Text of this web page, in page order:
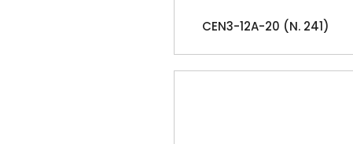
CEN3-12A-20 (N. 241)